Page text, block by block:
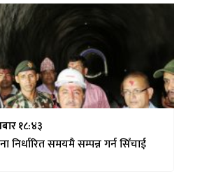
१८:४३
निर्धारित समयमै सम्पन्न गर्न सिँचाई